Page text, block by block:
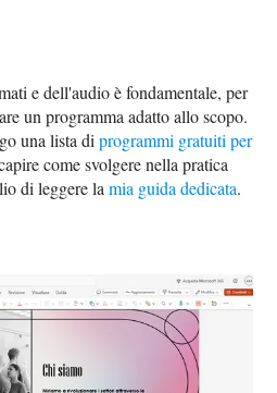
e dell'audio è fondamentale, per
un programma adatto allo scopo.
una lista diprogrammi gratuiti per
come svolgere nella pratica
di leggere lamia guida dedicata.